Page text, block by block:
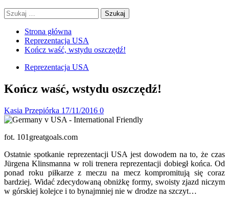
Szukaj:
Strona główna
Reprezentacja USA
Kończ waść, wstydu oszczędź!
Reprezentacja USA
Kończ waść, wstydu oszczędź!
Kasia Przepiórka 17/11/2016 0
fot. 101greatgoals.com
Ostatnie spotkanie reprezentacji USA jest dowodem na to, że czas
Jürgena Klinsmanna w roli trenera reprezentacji dobiegł końca. Od
ponad roku piłkarze z meczu na mecz kompromitują się coraz
bardziej. Widać zdecydowaną obniżkę formy, swoisty zjazd niczym
w górskiej kolejce i to bynajmniej nie w drodze na szczyt…